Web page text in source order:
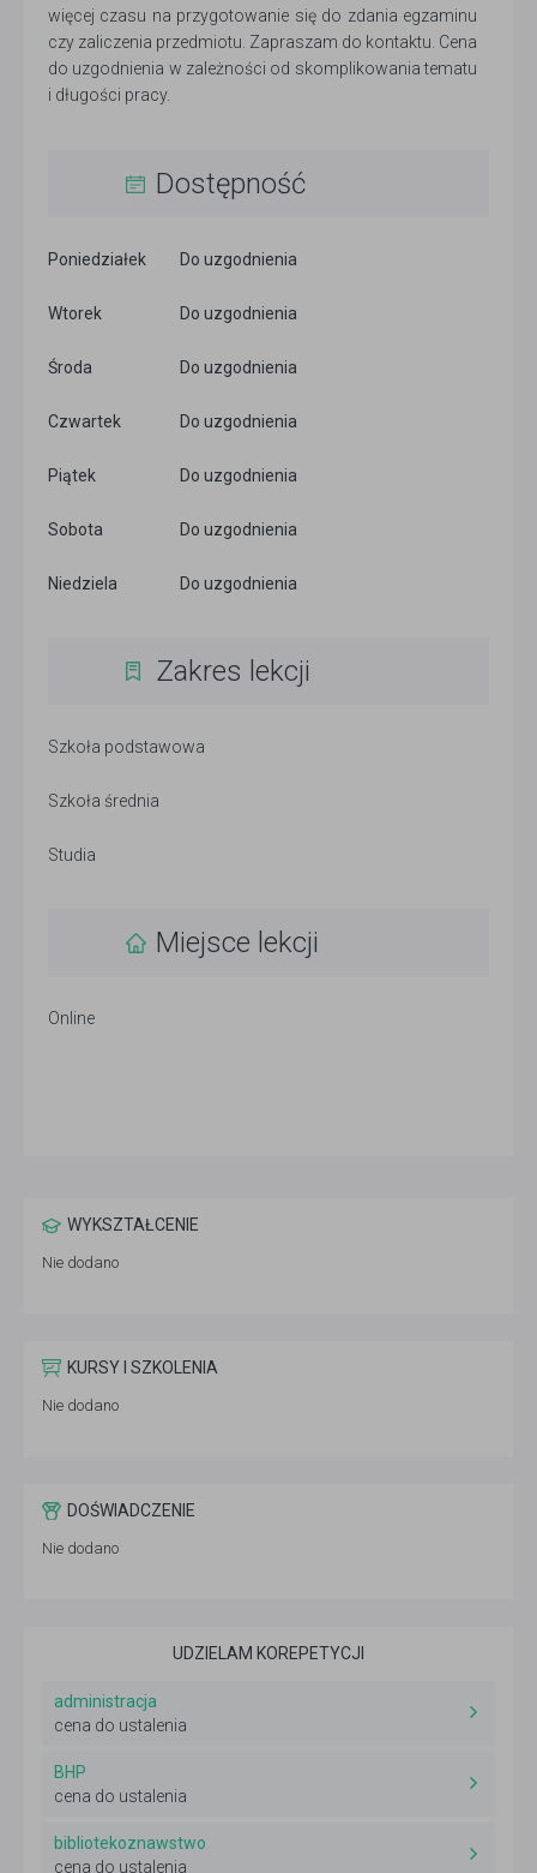
więcej czasu na przygotowanie się do zdania egzaminu
czy zaliczenia przedmiotu. Zapraszam do kontaktu. Cena
do uzgodnienia w zależności od skomplikowania tematu
i długości pracy.
Dostępność
Poniedziałek Do uzgodnienia
Wtorek Do uzgodnienia
Środa Do uzgodnienia
Czwartek Do uzgodnienia
Piątek Do uzgodnienia
Sobota Do uzgodnienia
Niedziela Do uzgodnienia
Zakres lekcji
Szkoła podstawowa
Szkoła średnia
Studia
Miejsce lekcji
Online
WYKSZTAŁCENIE
Nie dodano
KURSY I SZKOLENIA
Nie dodano
DOŚWIADCZENIE
Nie dodano
UDZIELAM KOREPETYCJI
administracja
cena do ustalenia
BHP
cena do ustalenia
bibliotekoznawstwo
cena do ustalenia